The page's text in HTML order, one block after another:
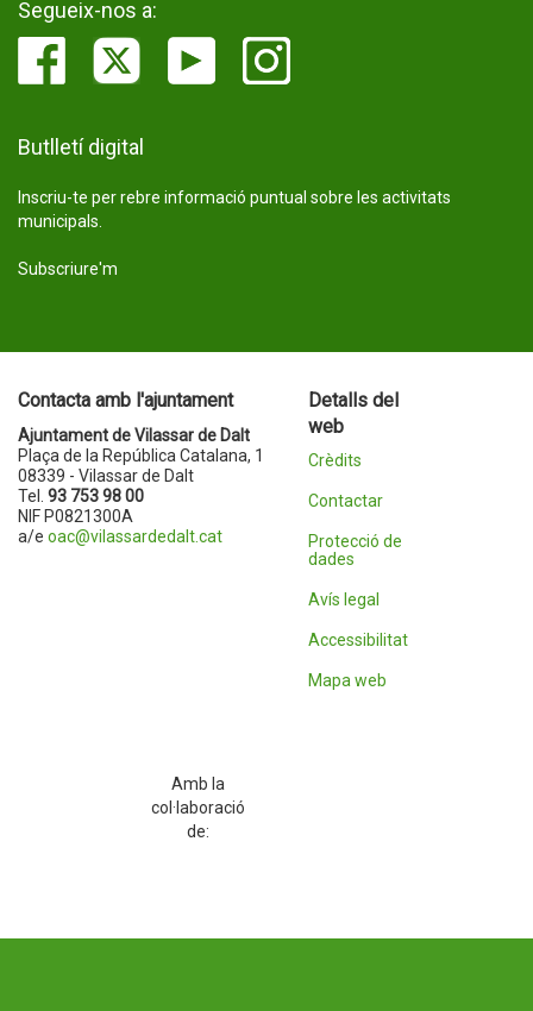
Segueix-nos a:
Butlletí digital
Inscriu-te per rebre informació puntual sobre les activitats
municipals.
Subscriure'm
Contacta amb l'ajuntament
Ajuntament de Vilassar de Dalt
Plaça de la República Catalana, 1
08339 - Vilassar de Dalt
Tel. 93 753 98 00
NIF P0821300A
a/e oac@vilassardedalt.cat
Detalls del
web
Crèdits
Contactar
Protecció de
dades
Avís legal
Accessibilitat
Mapa web
Amb la
col·laboració
de: